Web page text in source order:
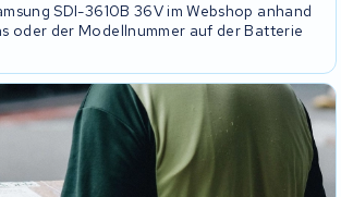
SDI-3610B 36V im Webshop anhand
oder der Modellnummer auf der Batterie